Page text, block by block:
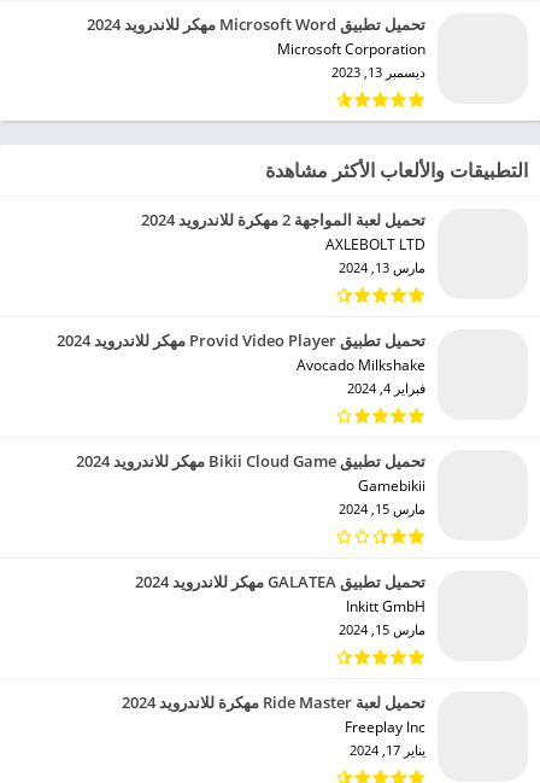
تحميل تطبيق Microsoft Word مهكر للاندرويد 2024
Microsoft Corporation‏
ديسمبر 13, 2023
التطبيقات والألعاب الأكثر مشاهدة
تحميل لعبة المواجهة 2 مهكرة للاندرويد 2024
AXLEBOLT LTD‏
مارس 13, 2024
تحميل تطبيق Provid Video Player مهكر للاندرويد 2024
Avocado Milkshake‏
فبراير 4, 2024
تحميل تطبيق Bikii Cloud Game مهكر للاندرويد 2024
Gamebikii‏
مارس 15, 2024
تحميل تطبيق GALATEA مهكر للاندرويد 2024
Inkitt GmbH‏
مارس 15, 2024
تحميل لعبة Ride Master مهكرة للاندرويد 2024
Freeplay Inc‏
يناير 17, 2024